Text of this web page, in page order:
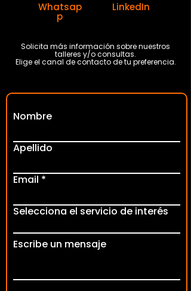
Whatsap
p
LinkedIn
Solicita más información sobre nuestros
talleres y/o consultas.
Elige el canal de contacto de tu preferencia.
Nombre
Apellido
Email
Selecciona el servicio de interés
Escribe un mensaje